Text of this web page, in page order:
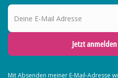
Deine E-Mail Adresse
Jetzt anmelden
Mit Absenden meiner E-Mail-Adresse